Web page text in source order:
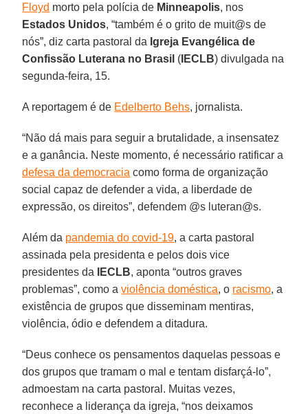
Floyd morto pela polícia de Minneapolis, nos
Estados Unidos, “também é o grito de muit@s de
nós”, diz carta pastoral da Igreja Evangélica de
Confissão Luterana no Brasil ( IECLB) divulgada na
segunda-feira, 15.
A reportagem é de Edelberto Behs, jornalista.
“Não dá mais para seguir a brutalidade, a insensatez
e a ganância. Neste momento, é necessário ratificar a
defesa da democracia como forma de organização
social capaz de defender a vida, a liberdade de
expressão, os direitos”, defendem @s luteran@s.
Além da pandemia do covid-19, a carta pastoral
assinada pela presidenta e pelos dois vice
presidentes da
IECLB, aponta “outros graves
problemas”, como aviolência doméstica, o racismo, a
existência de grupos que disseminam mentiras,
violência, ódio e defendem a ditadura.
“Deus conhece os pensamentos daquelas pessoas e
dos grupos que tramam o mal e tentam disfarçá-lo”,
admoestam na carta pastoral. Muitas vezes,
reconhece a liderança da igreja, “nos deixamos